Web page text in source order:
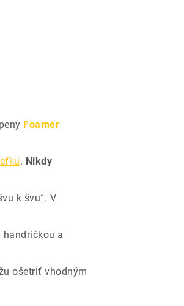
Foamer
. Nikdy
k švu“. V
a
ošetriť vhodným